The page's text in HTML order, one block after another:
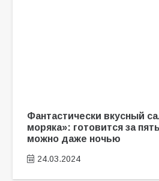
Фантастически вкусный
моряка»: готовится за
можно даже ночью
24.03.2024